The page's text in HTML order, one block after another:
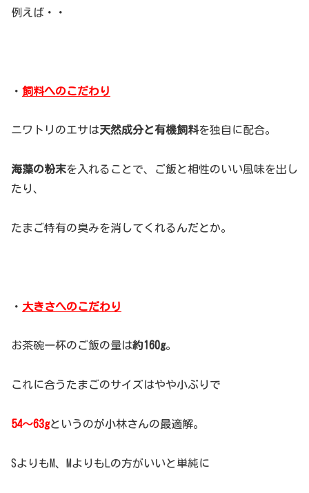
例えば・・
・ 飼料へのこだわり
ニワトリのエサは天然成分と有機飼料を独自に配合。
海藻の粉末を入れることで、ご飯と相性のいい風味を出し
たり、
たまご特有の臭みを消してくれるんだとか。
・ 大きさへのこだわり
お茶碗一杯のご飯の量は約160g。
これに合うたまごのサイズはやや小ぶりで
54～63gというのが小林さんの最適解。
SよりもM、MよりもLの方がいいと単純に